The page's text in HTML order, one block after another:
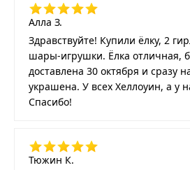
Алла З.
Здравствуйте! Купили ёлку, 2
шары-игрушки. Ёлка отличная,
доставлена 30 октября и сразу
украшена. У всех Хеллоуин, а у
Спасибо!
Тюжин К.